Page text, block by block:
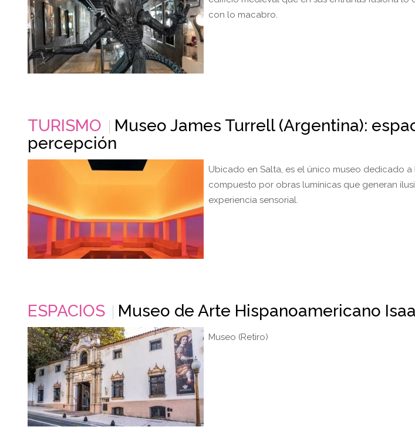
con lo macabro.
TURISMO
Museo James Turrell (Argentina):
percepción
Ubicado en Salta, es el único museo dedicado
compuesto por obras lumínicas que generan
experiencia sensorial.
ESPACIOS Museo de Arte Hispanoamericano
Museo (Retiro)